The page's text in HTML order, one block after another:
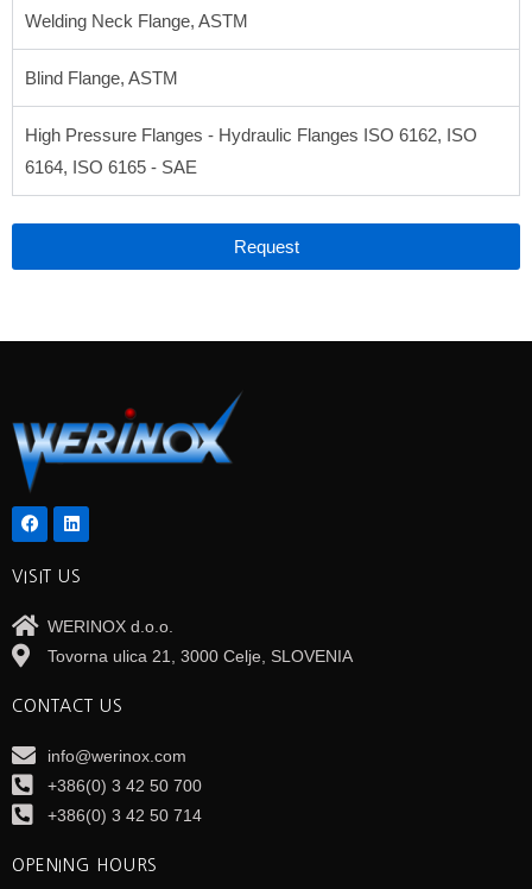
Welding Neck Flange, ASTM
Blind Flange, ASTM
High Pressure Flanges - Hydraulic Flanges ISO 6162, ISO
6164, ISO 6165 - SAE
Request
VISIT US
WERINOX d.o.o.
Tovorna ulica 21, 3000 Celje, SLOVENIA
CONTACT US
info@werinox.com
+386(0) 3 42 50 700
+386(0) 3 42 50 714
OPENING HOURS